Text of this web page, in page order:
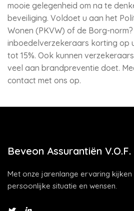
mooie gelegenheid om na te
beveiliging. Voldoet u aan het
Wonen (PKVW) of de Borg-
inboedelverzekeraars korting op
tot 15%. Ook kunnen
veel aan brandpreventie doet.
contact met ons op.
Beveon Assurantiën V.O.F.
Met onze jarenlange ervaring
persoonlijke situatie en wensen.